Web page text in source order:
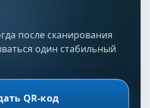
после сканирования
один стабильный
QR-код